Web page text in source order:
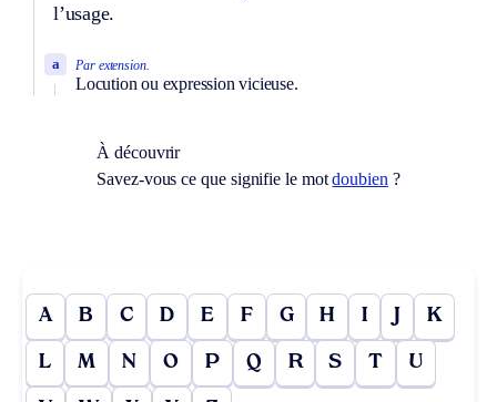
l’usage.
Par extension.
Locution ou expression vicieuse.
a
À découvrir
Savez-vous ce que signifie le motdoubien ?
A B C D E F G H I J K
L M N O P Q R S T U